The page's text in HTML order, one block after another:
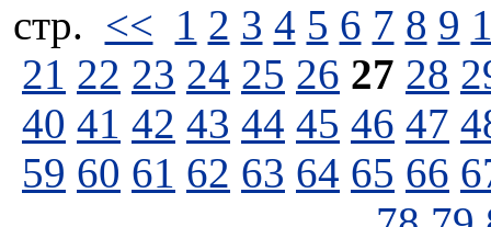
стp. << 1 2 3 4 5 6 7 8 9
21 22 23 24 25 26 27 28
40 41 42 43 44 45 46 47
59 60 61 62 63 64 65 66